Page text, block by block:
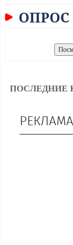
ОПРОС
ПОСЛЕДНИЕ
РЕКЛАМА